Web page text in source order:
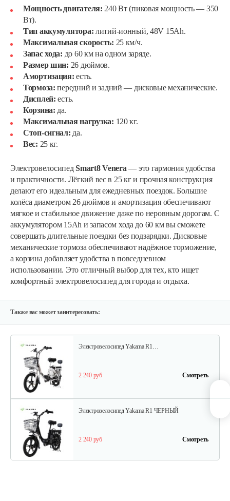
Мощность двигателя: 240 Вт (пиковая мощность — 350
Вт).
Тип аккумулятора: литий-ионный, 48V 15Ah.
Максимальная скорость: 25 км/ч.
Запас хода: до 60 км на одном заряде.
Размер шин: 26 дюймов.
Амортизация: есть.
Тормоза: передний и задний — дисковые механические.
Дисплей: есть.
Корзина: да.
Максимальная нагрузка: 120 кг.
Стоп-сигнал: да.
Вес: 25 кг.
ЭлектровелосипедSmart8 Venera — это гармония удобства
и практичности. Лёгкий вес в 25 кг и прочная конструкция
делают его идеальным для ежедневных поездок. Большие
колёса диаметром 26 дюймов и амортизация обеспечивают
мягкое и стабильное движение даже по неровным дорогам. С
аккумулятором 15Ah и запасом хода до 60 км вы сможете
совершать длительные поездки без подзарядки. Дисковые
механические тормоза обеспечивают надёжное торможение,
а корзина добавляет удобства в повседневном
использовании. Это отличный выбор для тех, кто ищет
комфортный электровелосипед для города и отдыха.
Также вас может заинтересовать:
Электровелосипед Yakama S5…
1 368 руб Смотреть
Электровелосипед Yakama S2 ЧЕРНЫЙ
1 720 руб
Электровелосипед Yakama R1…
2 240 руб Смотреть
Электровелосипед Yakama R1 ЧЕРНЫЙ
2 240 руб Смотреть